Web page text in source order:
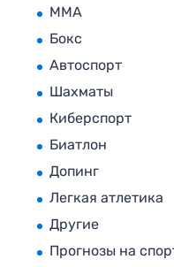
MMA
Бокс
Автоспорт
Шахматы
Киберспорт
Биатлон
Допинг
Легкая атлетика
Другие
Прогнозы на